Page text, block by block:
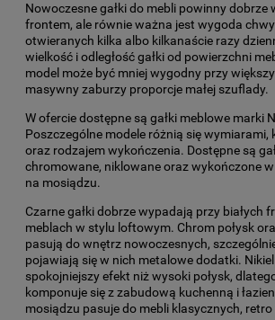
Nowoczesne gałki do mebli powinny dobrze
frontem, ale równie ważna jest wygoda
otwieranych kilka albo kilkanaście razy
wielkość i odległość gałki od powierzchni
model może być mniej wygodny przy
masywny zaburzy proporcje małej szuflady.
W ofercie dostępne są gałki meblowe marki
Poszczególne modele różnią się wymiarami,
oraz rodzajem wykończenia. Dostępne są
chromowane, niklowane oraz wykończone
na mosiądzu.
Czarne gałki dobrze wypadają przy białych
meblach w stylu loftowym. Chrom połysk
pasują do wnętrz nowoczesnych,
pojawiają się w nich metalowe dodatki.
spokojniejszy efekt niż wysoki połysk,
komponuje się z zabudową kuchenną i
mosiądzu pasuje do mebli klasycznych,